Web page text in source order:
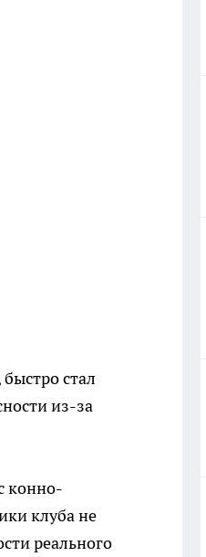
стал
из-за
конно-
клуба не
реального